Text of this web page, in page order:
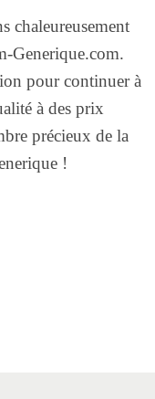
chaleureusement
Generique.com.
pour continuer à
à des prix
précieux de la
!